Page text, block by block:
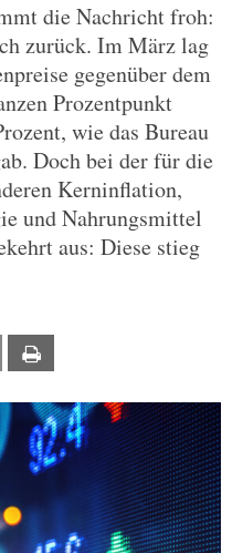
die Nachricht froh:
zurück. Im März lag
gegenüber dem
Prozentpunkt
wie das Bureau
Doch bei der für die
Kerninflation,
und Nahrungsmittel
aus: Diese stieg
Email